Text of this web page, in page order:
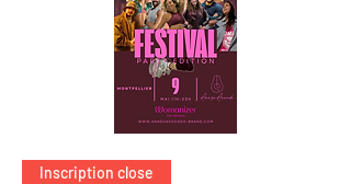
Inscription close